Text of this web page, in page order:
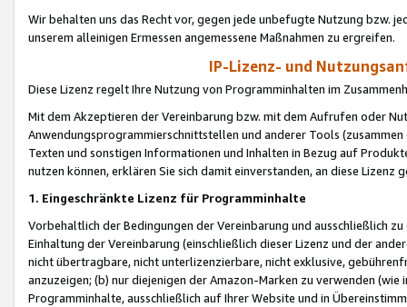
Wir behalten uns das Recht vor, gegen jede unbefugte Nutzung bzw.
unserem alleinigen Ermessen angemessene Maßnahmen zu ergreifen.
IP-Lizenz- und
Diese Lizenz regelt Ihre Nutzung von Programminhalten im
Mit dem Akzeptieren der Vereinbarung bzw. mit dem Aufrufen oder
Anwendungsprogrammierschnittstellen und anderer Tools (zusammen
Texten und sonstigen Informationen und Inhalten in Bezug auf
nutzen können, erklären Sie sich damit einverstanden, an diese Lizenz
1. Eingeschränkte Lizenz für Programminhalte
Vorbehaltlich der Bedingungen der Vereinbarung und ausschließlich
Einhaltung der Vereinbarung (einschließlich dieser Lizenz und der
nicht übertragbare, nicht unterlizenzierbare, nicht exklusive,
anzuzeigen; (b) nur diejenigen der Amazon-Marken zu verwenden
Programminhalte, ausschließlich auf Ihrer Website und in